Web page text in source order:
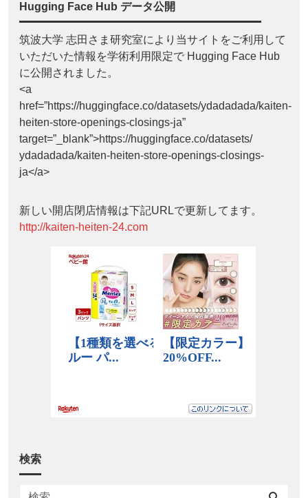
Hugging Face Hub データ公開
筑波大学 志田さま研究室により当サイトをご利用して
いただいた情報を学術利用限定で Hugging Face Hub
に公開されました。
<a
href=”https://huggingface.co/datasets/ydadadada/kaiten-
heiten-store-openings-closings-ja”
target=”_blank”>https://huggingface.co/datasets/
ydadadada/kaiten-heiten-store-openings-closings-
ja</a>
新しい開店閉店情報は下記URLで更新してます。
http://kaiten-heiten-24.com
検索